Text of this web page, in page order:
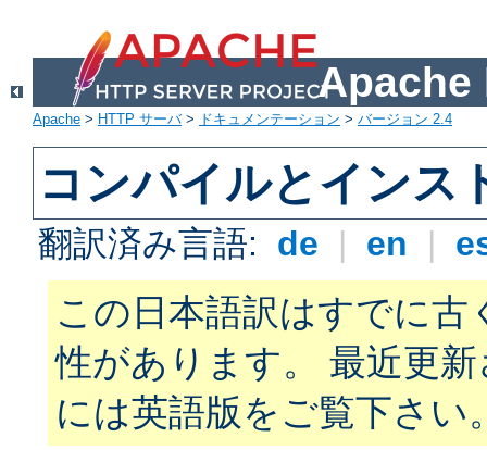
Apache
Apache > HTTP サーバ> ドキュメンテーション > バージョン 2.4
コンパイルとインス
翻訳済み言語: de | en |
この日本語訳はすでに古
性があります。 最近更
には英語版をご覧下さい